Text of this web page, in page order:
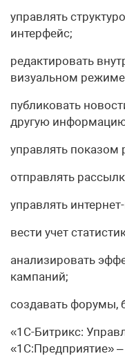
управлять
интерфейс;
редактировать
визуальном
публиковать
другую
управлять показом
отправлять
управлять
вести учет
анализировать
кампаний;
создавать форумы,
«1С-Битрикс:
«1С:Предприятие»